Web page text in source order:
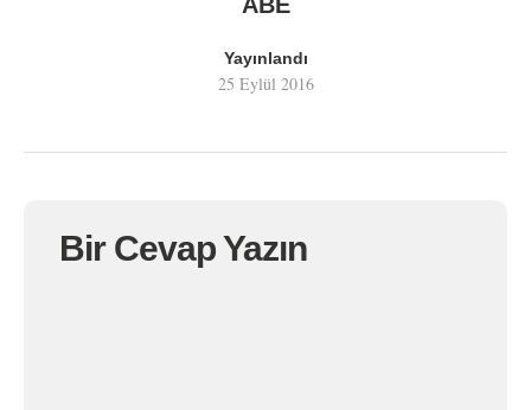
Yayınlandı
25 Eylül 2016
Bir Cevap Yazın